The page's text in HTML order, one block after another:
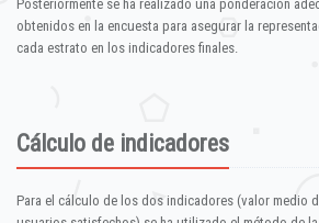
Posteriormente se ha realizado una ponderación
obtenidos en la encuesta para asegurar la
cada estrato en los indicadores finales.
Cálculo de indicadores
Para el cálculo de los dos indicadores (valor medio